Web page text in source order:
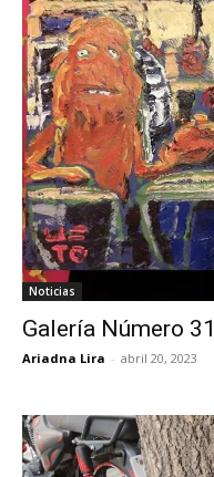
Noticias
Galería Número
Ariadna Lira - abril 20, 2023